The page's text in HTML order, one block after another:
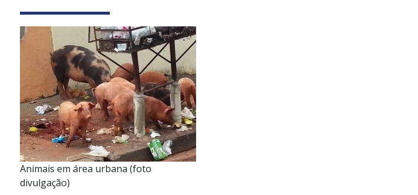
Animais em área urbana (foto
divulgação)